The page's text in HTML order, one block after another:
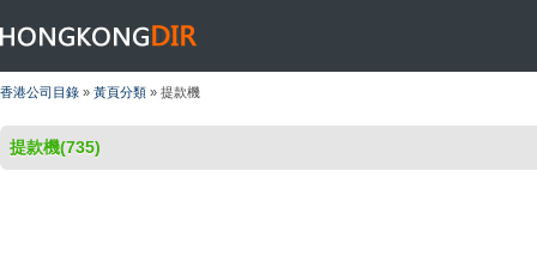
HONGKONGDIR
香港公司目錄 » 黃頁分類 » 提款機
提款機(735)